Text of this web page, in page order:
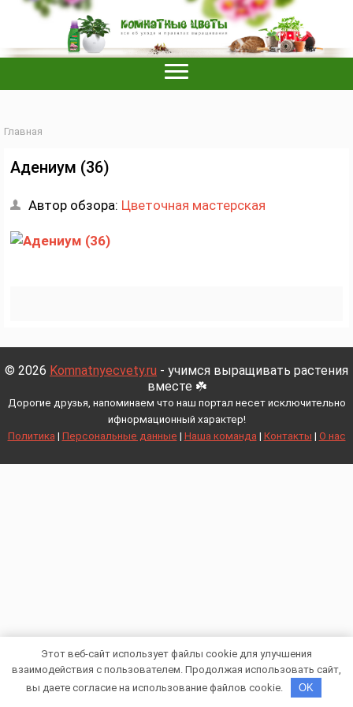
Главная
Адениум (36)
Автор обзора: Цветочная мастерская
© 2026 Komnatnyecvety.ru - учимся выращивать растения
вместе ☘️
Дорогие друзья, напоминаем что наш портал несет исключительно
ифнормационный характер!
Политика | Персональные данные | Наша команда | Контакты | О нас
Этот веб-сайт использует файлы cookie для улучшения
взаимодействия с пользователем. Продолжая использовать сайт,
вы даете согласие на использование файлов cookie.
OK